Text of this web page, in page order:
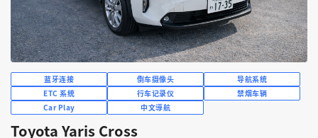
蓝牙连接 倒车摄像头
导航系统
ETC 系统
行车记录仪
禁烟车辆
Car Play
中文導航
Toyota Yaris Cross